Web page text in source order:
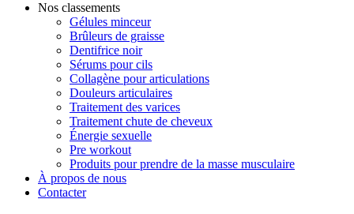
Nos classements
Gélules minceur
Brûleurs de graisse
Dentifrice noir
Sérums pour cils
Collagène pour articulations
Douleurs articulaires
Traitement des varices
Traitement chute de cheveux
Énergie sexuelle
Pre workout
Produits pour prendre de la masse musculaire
À propos de nous
Contacter